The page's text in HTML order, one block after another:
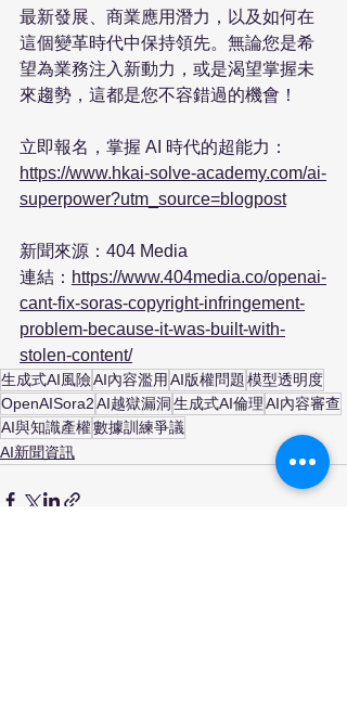
最新發展、商業應用潛力，以及如何在
這個變革時代中保持領先。無論您是希
望為業務注入新動力，或是渴望掌握未
來趨勢，這都是您不容錯過的機會！
https://www.hkai-solve-academy.com/ai-
superpower?utm_source=blogpost
新聞來源：404 Media
連結： https://www.404media.co/openai-
cant-fix-soras-copyright-infringement-
problem-because-it-was-built-with-
stolen-content/
生成式AI風險AI內容濫用 AI版權問題模型透明度
OpenAISora2AI越獄漏洞生成式AI倫理AI內容審查
AI與知識產權數據訓練爭議
AI新聞資訊